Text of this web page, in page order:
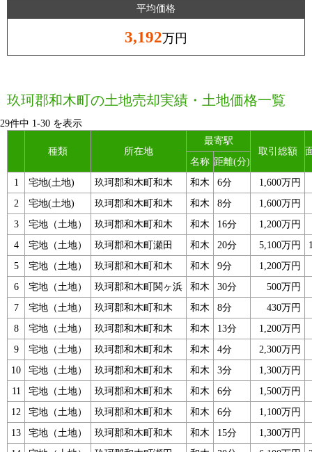
平均価格
3,192万円
玖珂郡和木町の土地売却実績・土地価格一覧
29件中 1-30 を表示
種類 所在地
最寄駅
取引総額
名称 距離(分)
1
宅地(土地) 玖珂郡和木町和木 和木 6分
1,600万円
2
宅地(土地) 玖珂郡和木町和木 和木 8分
1,600万円
3
宅地（土地） 玖珂郡和木町和木 和木 16分
1,200万円
4
宅地（土地） 玖珂郡和木町瀬田 和木 20分 5,100万円
5
宅地（土地） 玖珂郡和木町和木 和木 9分
1,200万円
6
宅地（土地） 玖珂郡和木町関ヶ浜 和木 30分
500万円
7
宅地（土地） 玖珂郡和木町和木 和木 8分
430万円
8
宅地（土地） 玖珂郡和木町和木 和木 13分
1,200万円
9
宅地（土地） 玖珂郡和木町和木 和木 4分
2,300万円
10
宅地（土地） 玖珂郡和木町和木 和木 3分
1,300万円
11
宅地（土地） 玖珂郡和木町和木 和木 6分
1,500万円
12
宅地（土地） 玖珂郡和木町和木 和木 6分
1,100万円
13
宅地（土地） 玖珂郡和木町和木 和木 15分
1,300万円